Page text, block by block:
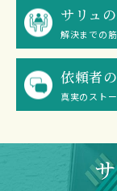
サリュ
解決までの
依頼者
真実のスト